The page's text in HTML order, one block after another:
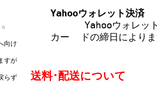
向け
すが
らず
Yahooウォレット決済
Yahooウォレット決
カー ドの締日により
送料･配送について